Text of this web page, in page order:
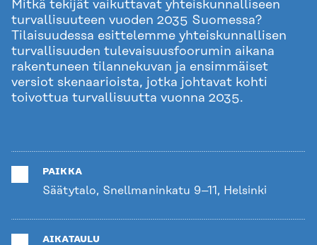
Mitkä tekijät vaikuttavat yhteiskunnalliseen
turvallisuuteen vuoden 2035 Suomessa?
Tilaisuudessa esittelemme yhteiskunnallisen
turvallisuuden tulevaisuusfoorumin aikana
rakentuneen tilannekuvan ja ensimmäiset
versiot skenaarioista, jotka johtavat kohti
toivottua turvallisuutta vuonna 2035.
PAIKKA
Säätytalo, Snellmaninkatu 9–11, Helsinki
AIKATAULU